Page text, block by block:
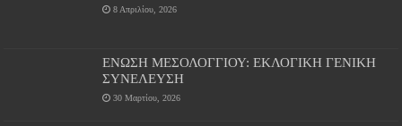
8 Απριλίου, 2026
ΕΝΩΣΗ ΜΕΣΟΛΟΓΓΙΟΥ: ΕΚΛΟΓΙΚΗ ΓΕΝΙΚΗ
ΣΥΝΕΛΕΥΣΗ
30 Μαρτίου, 2026